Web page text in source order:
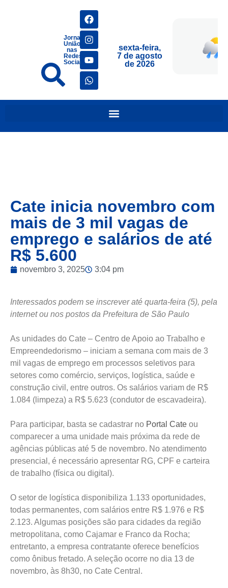
Jornais
União
nas
Redes
Sociais
sexta-feira,
7 de agosto
de 2026
Cate inicia novembro com
mais de 3 mil vagas de
emprego e salários de até
R$ 5.600
novembro 3, 2025 3:04 pm
Interessados podem se inscrever até quarta-feira (5), pela
internet ou nos postos da Prefeitura de São Paulo
As unidades do Cate – Centro de Apoio ao Trabalho e
Empreendedorismo – iniciam a semana com mais de 3
mil vagas de emprego em processos seletivos para
setores como comércio, serviços, logística, saúde e
construção civil, entre outros. Os salários variam de R$
1.084 (limpeza) a R$ 5.623 (condutor de escavadeira).
Para participar, basta se cadastrar no Portal Cate ou
comparecer a uma unidade mais próxima da rede de
agências públicas até 5 de novembro. No atendimento
presencial, é necessário apresentar RG, CPF e carteira
de trabalho (física ou digital).
O setor de logística disponibiliza 1.133 oportunidades,
todas permanentes, com salários entre R$ 1.976 e R$
2.123. Algumas posições são para cidades da região
metropolitana, como Cajamar e Franco da Rocha;
entretanto, a empresa contratante oferece benefícios
como ônibus fretado. A seleção ocorre no dia 13 de
novembro, às 8h30, no Cate Central.